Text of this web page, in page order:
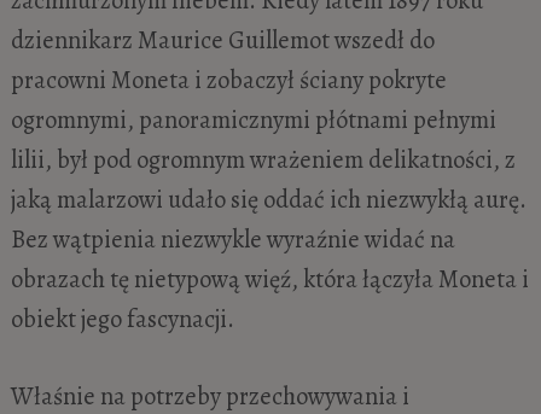
dziennikarz Maurice Guillemot wszedł do
pracowni Moneta i zobaczył ściany pokryte
ogromnymi, panoramicznymi płótnami pełnymi
lilii, był pod ogromnym wrażeniem delikatności, z
jaką malarzowi udało się oddać ich niezwykłą aurę.
Bez wątpienia niezwykle wyraźnie widać na
obrazach tę nietypową więź, która łączyła Moneta i
obiekt jego fascynacji.
Właśnie na potrzeby przechowywania i